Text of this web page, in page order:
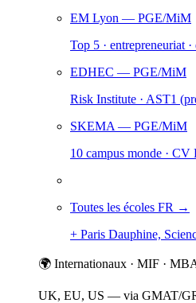
EM Lyon — PGE/MiM
Top 5 · entrepreneuriat
EDHEC — PGE/MiM
Risk Institute · AST1
SKEMA — PGE/MiM
10 campus monde ·
Toutes les écoles FR →
+ Paris Dauphine,
🌍 Internationaux · MIF ·
UK, EU, US — via GMAT/